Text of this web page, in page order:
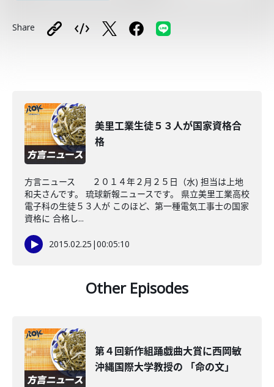
Share
美里工業生徒５３人が国家資格合
格
方言ニュース ２０１４年２月２５日（水) 担当は上地
和夫さんです。 琉球新報ニュースです。 県立美里工業高校
電子科の生徒５３人が このほど、第一種電気工事士の国家
資格に 合格し...
2015.02.25 |00:05:10
Other Episodes
第４回新作組踊戯曲大賞に西岡敏
沖縄国際大学教授の 「命の文」